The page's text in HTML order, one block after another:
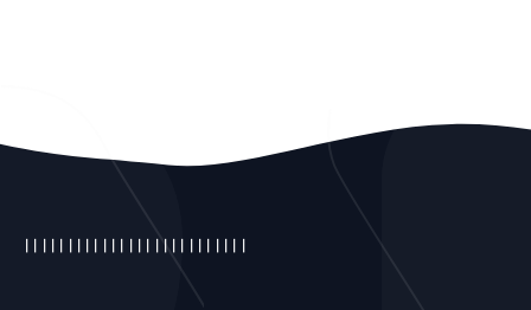
| | | | | | | | | | | | | | | | | | | | | | | | | |